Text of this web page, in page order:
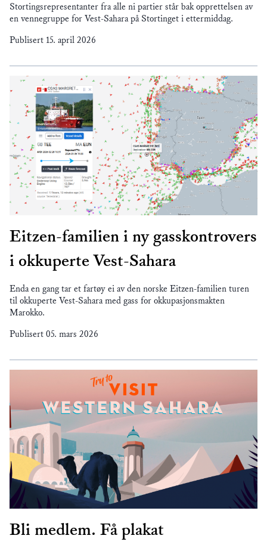
Stortingsrepresentanter fra alle ni partier står bak opprettelsen av
en vennegruppe for Vest-Sahara på Stortinget i ettermiddag.
Publisert 15. april 2026
Eitzen-familien i ny gasskontrovers
i okkuperte Vest-Sahara
Enda en gang tar et fartøy ei av den norske Eitzen-familien turen
til okkuperte Vest-Sahara med gass for okkupasjonsmakten
Marokko.
Publisert 05. mars 2026
Bli medlem. Få plakat